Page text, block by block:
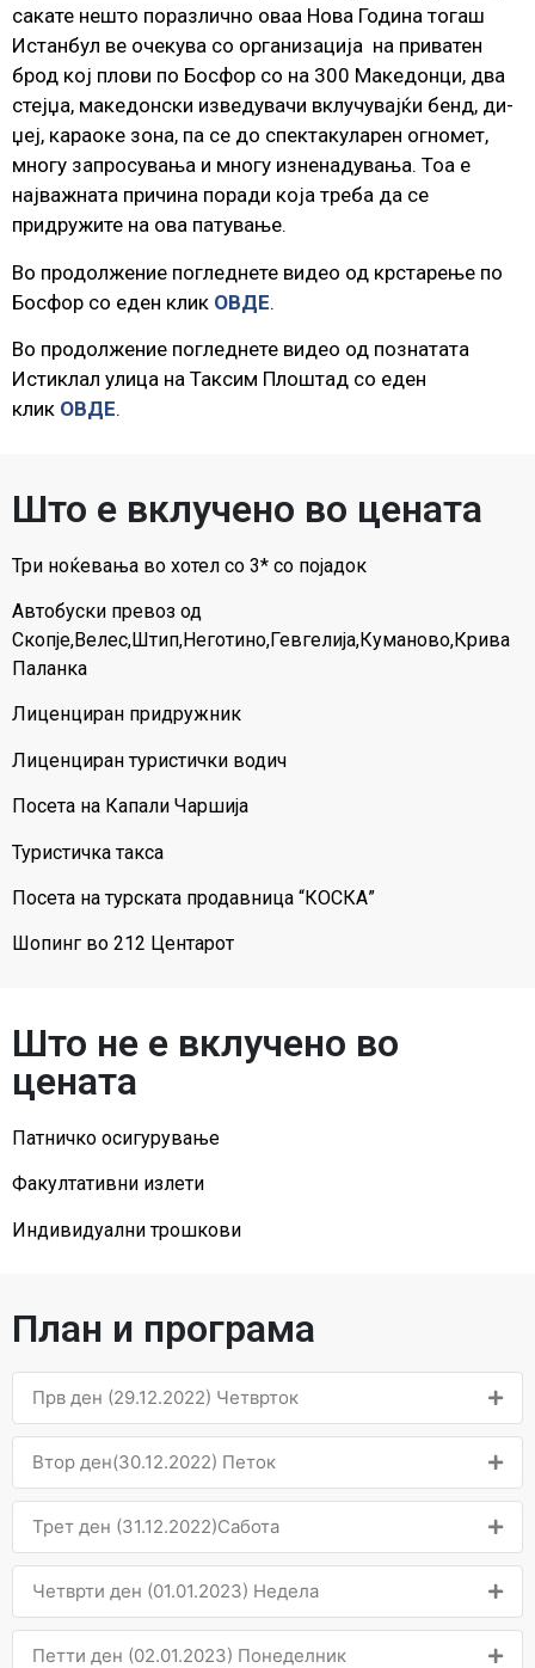
сакате нешто поразлично оваа Нова Година тогаш
Истанбул ве очекува со организација на приватен
брод кој плови по Босфор со на 300 Македонци, два
стејџа, македонски изведувачи вклучувајќи бенд, ди-
џеј, караоке зона, па се до спектакуларен огномет,
многу запросувања и многу изненадувања. Тоа е
најважната причина поради која треба да се
придружите на ова патување.
Во продолжение погледнете видео од крстарење по
Босфор со еден клик ОВДЕ.
Во продолжение погледнете видео од познатата
Истиклал улица на Таксим Плоштад со еден
клик ОВДЕ.
Што е вклучено во цената
Три ноќевања во хотел со 3* со појадок
Автобуски превоз од
Скопје,Велес,Штип,Неготино,Гевгелија,Куманово,Крива
Паланка
Лиценциран придружник
Лиценциран туристички водич
Посета на Капали Чаршија
Туристичка такса
Посета на турската продавница “КОСКА”
Шопинг во 212 Центарот
Што не е вклучено во
цената
Патничко осигурување
Факултативни излети
Индивидуални трошкови
План и програма
Прв ден (29.12.2022) Четврток
Втор ден(30.12.2022) Петок
Трет ден (31.12.2022)Сабота
Четврти ден (01.01.2023) Недела
Петти ден (02.01.2023) Понеделник